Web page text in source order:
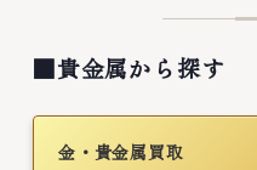
■貴金属から探す
金・貴金属買取